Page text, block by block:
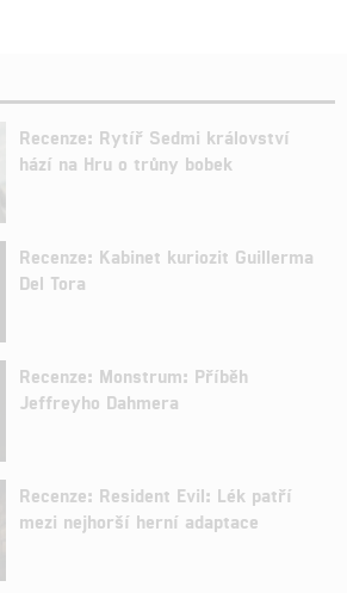
Recenze: Rytíř Sedmi království
hází na Hru o trůny bobek
Recenze: Kabinet kuriozit Guillerma
Del Tora
Recenze: Monstrum: Příběh
Jeffreyho Dahmera
Recenze: Resident Evil: Lék patří
mezi nejhorší herní adaptace